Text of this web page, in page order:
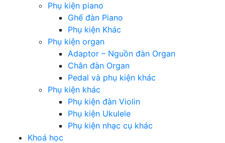
Phụ kiện piano
Ghế đàn Piano
Phụ kiện Khác
Phụ kiện organ
Adaptor – Nguồn đàn Organ
Chân đàn Organ
Pedal và phụ kiện khác
Phụ kiện khác
Phụ kiện đàn Violin
Phụ kiện Ukulele
Phụ kiện nhạc cụ khác
Khoá học